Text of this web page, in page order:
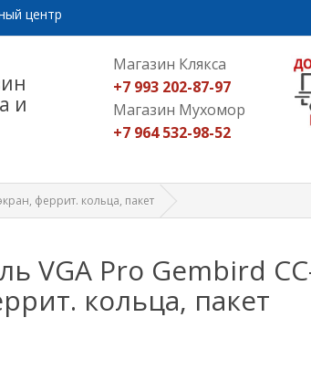
центр
и
Магазин Клякса
+7 993 202-87-97
Магазин Мухомор
+7 964 532-98-52
феррит. кольца, пакет
VGA Pro Gembird
кольца, пакет